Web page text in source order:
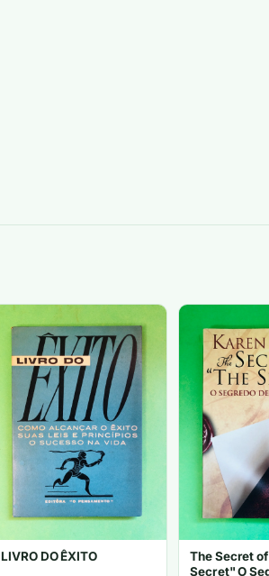
LIVRO DO ÊXITO
The Secret
Secret" O